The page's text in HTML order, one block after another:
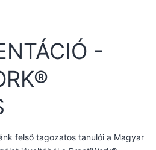
-
felső tagozatos tanulói a Magyar